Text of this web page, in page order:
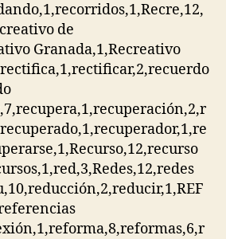
de
Granada,1,Recreativo